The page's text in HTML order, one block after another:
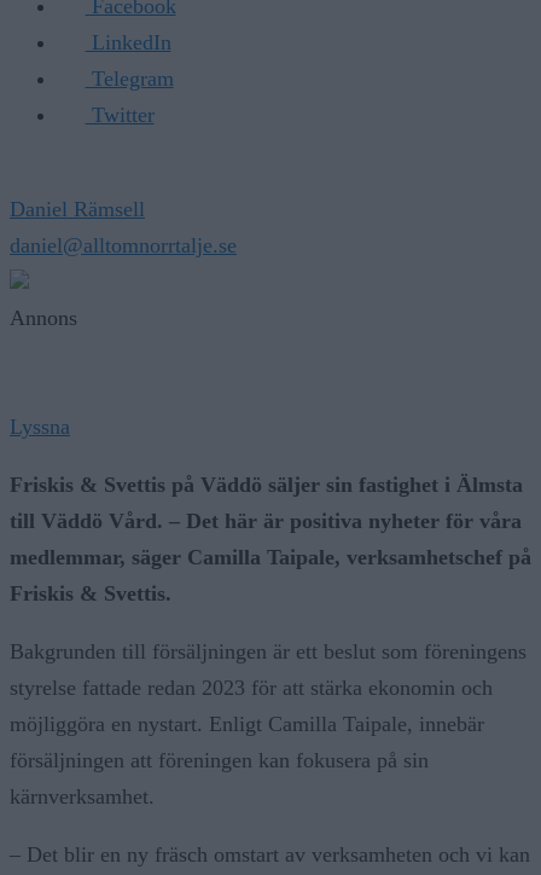
Facebook
LinkedIn
Telegram
Twitter
Daniel Rämsell
daniel@alltomnorrtalje.se
Annons
Lyssna
Friskis & Svettis på Väddö säljer sin fastighet i Älmsta
till Väddö Vård. – Det här är positiva nyheter för våra
medlemmar, säger Camilla Taipale, verksamhetschef på
Friskis & Svettis.
Bakgrunden till försäljningen är ett beslut som föreningens
styrelse fattade redan 2023 för att stärka ekonomin och
möjliggöra en nystart. Enligt Camilla Taipale, innebär
försäljningen att föreningen kan fokusera på sin
kärnverksamhet.
– Det blir en ny fräsch omstart av verksamheten och vi kan